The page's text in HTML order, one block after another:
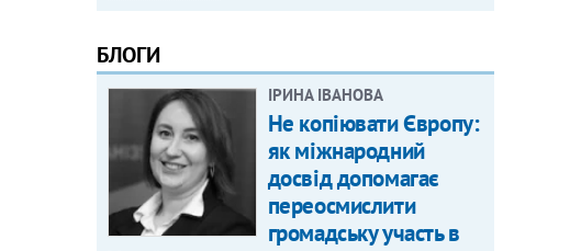
БЛОГИ
ІРИНА ІВАНОВА
Не копіювати Європу:
як міжнародний
досвід допомагає
переосмислити
громадську участь в